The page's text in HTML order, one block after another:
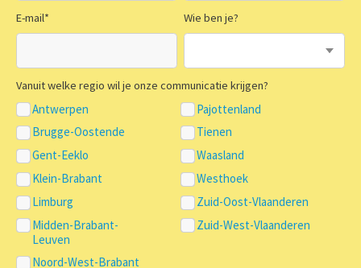
E-mail* Wie ben je?
Vanuit welke regio wil je onze communicatie krijgen?
Antwerpen
Pajottenland
Brugge-Oostende
Tienen
Gent-Eeklo
Waasland
Klein-Brabant
Westhoek
Limburg
Zuid-Oost-Vlaanderen
Midden-Brabant-
Leuven
Zuid-West-Vlaanderen
Noord-West-Brabant